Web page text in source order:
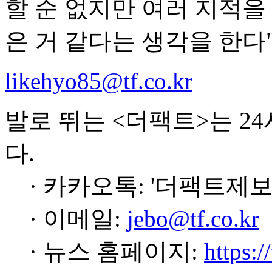
할 순 없지만 여러 지적
은 거 같다는 생각을 한
likehyo85@tf.co.kr
발로 뛰는 <더팩트>는
다.
· 카카오톡: '더팩트제
· 이메일: jebo@tf.co.kr
· 뉴스 홈페이지: